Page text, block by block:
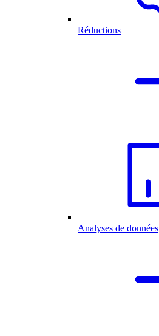
Réductions
Analyses de données